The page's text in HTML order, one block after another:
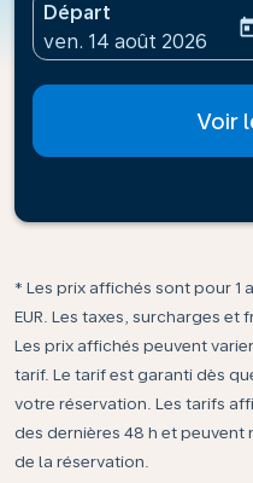
Départ
fc-booking-
ven. 14 août 2026
Voir
* Les prix affichés sont pour 1
EUR. Les taxes, surcharges et
Les prix affichés peuvent
tarif. Le tarif est garanti dès
votre réservation. Les tarifs
des dernières 48 h et peuvent
de la réservation.